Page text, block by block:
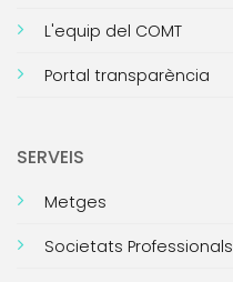
L'equip del COMT
Portal transparència
SERVEIS
Metges
Societats Professionals